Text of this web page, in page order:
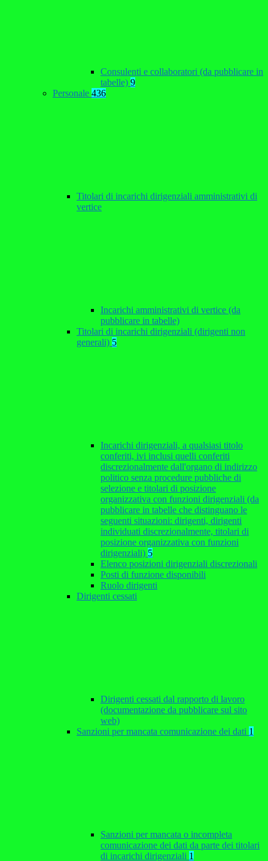
Consulenti e collaboratori (da pubblicare in
tabelle) 9
Personale 436
Titolari di incarichi dirigenziali amministrativi di
vertice
Incarichi amministrativi di vertice (da
pubblicare in tabelle)
Titolari di incarichi dirigenziali (dirigenti non
generali) 5
Incarichi dirigenziali, a qualsiasi titolo
conferiti, ivi inclusi quelli conferiti
discrezionalmente dall'organo di indirizzo
politico senza procedure pubbliche di
selezione e titolari di posizione
organizzativa con funzioni dirigenziali (da
pubblicare in tabelle che distinguano le
seguenti situazioni: dirigenti, dirigenti
individuati discrezionalmente, titolari di
posizione organizzativa con funzioni
dirigenziali) 5
Elenco posizioni dirigenziali discrezionali
Posti di funzione disponibili
Ruolo dirigenti
Dirigenti cessati
Dirigenti cessati dal rapporto di lavoro
(documentazione da pubblicare sul sito
web)
Sanzioni per mancata comunicazione dei dati 1
Sanzioni per mancata o incompleta
comunicazione dei dati da parte dei titolari
di incarichi dirigenziali 1